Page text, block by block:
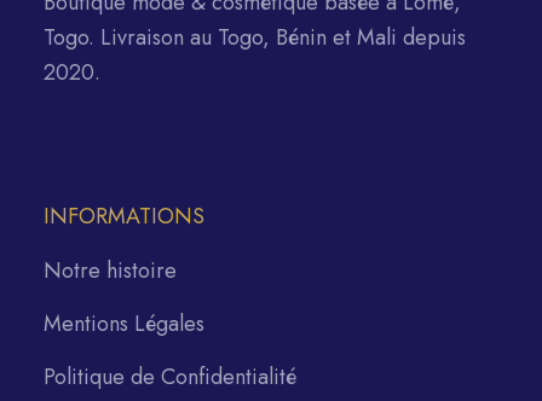
Togo. Livraison au Togo, Bénin et Mali depuis
2020.
INFORMATIONS
Notre histoire
Mentions Légales
Politique de Confidentialité